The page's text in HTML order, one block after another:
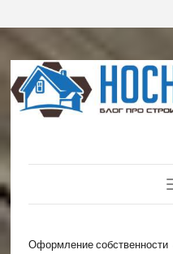
Оформление собственности